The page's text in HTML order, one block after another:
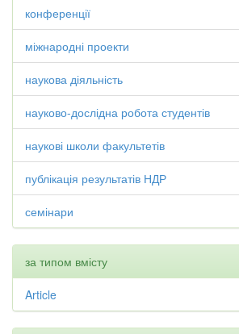
конференції
міжнародні проекти
наукова діяльність
науково-дослідна робота студентів
наукові школи факультетів
публікація результатів НДР
семінари
за типом вмісту
Article